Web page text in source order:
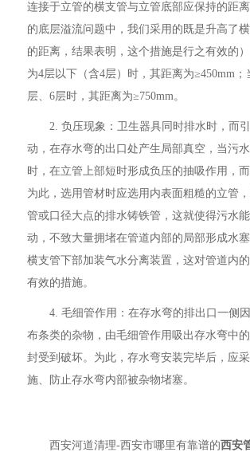
连接于立管的横支管与立管底部应保持的距
的底层溢流问题中，我们采用的既是升高了
的距离，结果表明，这个措施是行之有效的
为4层以下（含4层）时，其距离为≥450mm
层、6层时，其距离为≥750mm。
2. 负压现象：卫生器具同时排水时，而
动，在存水弯的出口处产生局部真空，当污
时，在立管上部短时形成负压的抽吸作用，而
为此，选用管材时应选用内表面粗糙的立管
管或口径大点的排水铸铁管，这就使得污水
动，不致大量拥堵在管道内部的局部形成水
横支管下部加装气水分离装置，这对管道内
有效的措施。
4. 毛细管作用：在存水弯的排出口一侧
布条类的杂物，由毛细管作用吸出存水弯中
封受到破坏。为此，存水弯安装完毕后，应
施、防止存水弯内部被杂物堵塞。
西安河道清理-西安市哪里有靠谱的西安